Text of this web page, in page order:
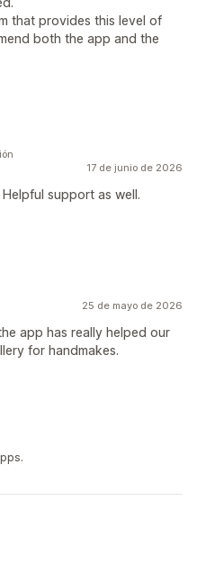
that provides this level of
both the app and the
17 de junio de 2026
support as well.
25 de mayo de 2026
app has really helped our
for handmakes.